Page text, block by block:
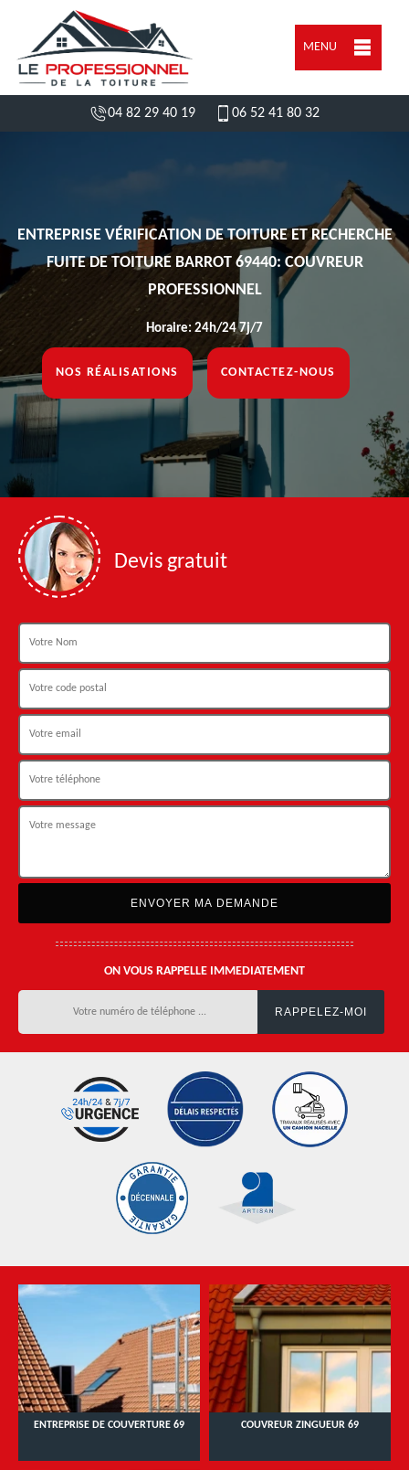
MENU
04 82 29 40 19 06 52 41 80 32
ENTREPRISE VÉRIFICATION DE TOITURE ET RECHERCHE
FUITE DE TOITURE BARROT 69440: COUVREUR
PROFESSIONNEL
Horaire: 24h/24 7j/7
NOS RÉALISATIONS CONTACTEZ-NOUS
Devis gratuit
ON VOUS RAPPELLE IMMEDIATEMENT
ENTREPRISE DE COUVERTURE 69 COUVREUR ZINGUEUR 69